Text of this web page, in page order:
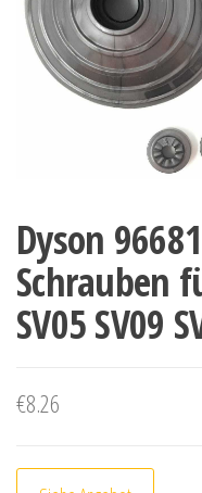
Dyson
Schrauben
SV05 SV09
€8.26